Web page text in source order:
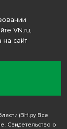
VN.ru,
на сайт
(ВН.ру Все
Свидетельство о